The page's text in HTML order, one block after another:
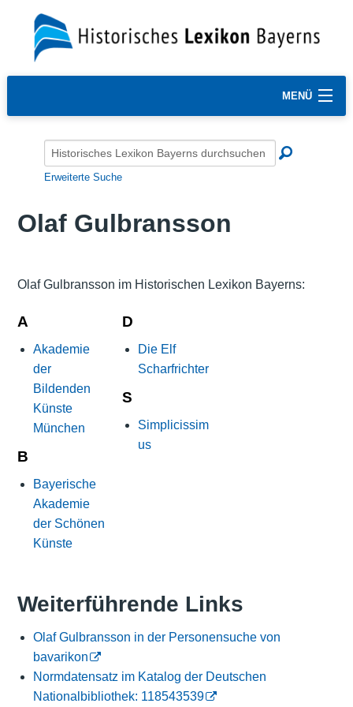
MENÜ
Erweiterte Suche
Olaf Gulbransson
Olaf Gulbransson im Historischen Lexikon Bayerns:
A
Akademie
der
Bildenden
Künste
München
B
Bayerische
Akademie
der Schönen
Künste
D
Die Elf
Scharfrichter
S
Simplicissim
us
Weiterführende Links
Olaf Gulbransson in der Personensuche von
bavarikon
Normdatensatz im Katalog der Deutschen
Nationalbibliothek: 118543539